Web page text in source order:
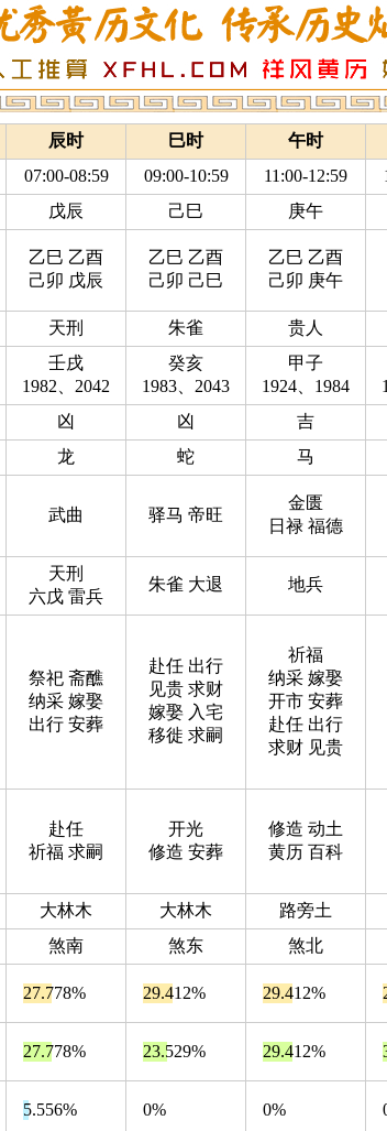
辰时 巳时 午时
07:00-08:59 09:00-10:59 11:00-12:59
戊辰 己巳 庚午
乙巳 乙酉
己卯 戊辰
乙巳 乙酉
己卯 己巳
乙巳 乙酉
己卯 庚午
天刑 朱雀 贵人
壬戌
1982、2042
癸亥
1983、2043
甲子
1924、1984
凶 凶 吉
龙 蛇 马
武曲 驿马 帝旺
金匮
日禄 福德
天刑
六戊 雷兵
朱雀 大退 地兵
祭祀 斋醮
纳采 嫁娶
出行 安葬
赴任 出行
见贵 求财
嫁娶 入宅
移徙 求嗣
祈福
纳采 嫁娶
开市 安葬
赴任 出行
求财 见贵
赴任
祈福 求嗣
开光
修造 安葬
修造 动土
黄历 百科
大林木 大林木 路旁土
煞南 煞东 煞北
27.778% 29.412% 29.412%
27.778% 23.529% 29.412%
5.556% 0% 0%